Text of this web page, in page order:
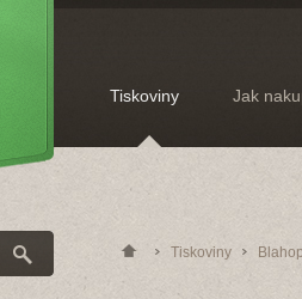
Tiskoviny Jak
Tiskoviny